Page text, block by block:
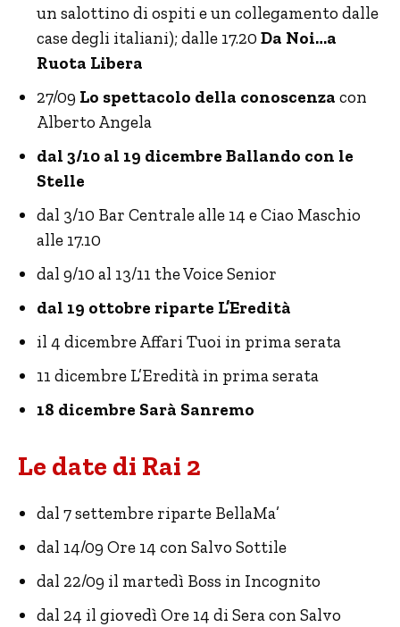
un salottino di ospiti e un collegamento dalle
case degli italiani); dalle 17.20 Da Noi…a
Ruota Libera
27/09 Lo spettacolo della conoscenza con
Alberto Angela
dal 3/10 al 19 dicembre Ballando con le
Stelle
dal 3/10 Bar Centrale alle 14 e Ciao Maschio
alle 17.10
dal 9/10 al 13/11 the Voice Senior
dal 19 ottobre riparte L’Eredità
il 4 dicembre Affari Tuoi in prima serata
11 dicembre L’Eredità in prima serata
18 dicembre Sarà Sanremo
Le date di Rai 2
dal 7 settembre riparte BellaMa’
dal 14/09 Ore 14 con Salvo Sottile
dal 22/09 il martedì Boss in Incognito
dal 24 il giovedì Ore 14 di Sera con Salvo